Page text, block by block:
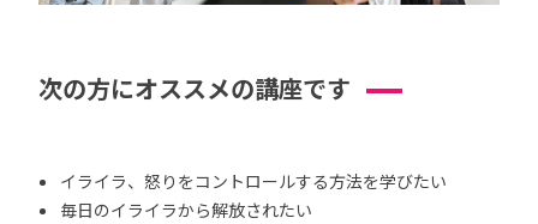
次の方にオススメの講座です
イライラ、怒りをコントロールする方法を学びたい
毎日のイライラから解放されたい